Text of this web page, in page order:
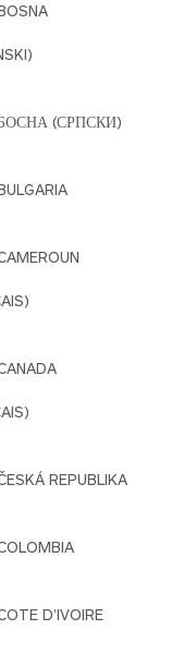
(СРПСКИ)
REPUBLIKA
D’IVOIRE